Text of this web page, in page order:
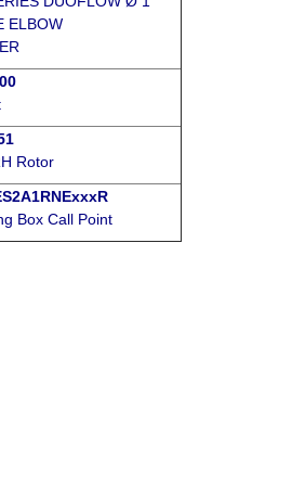
ELBOW
Rotor
Box Call Point